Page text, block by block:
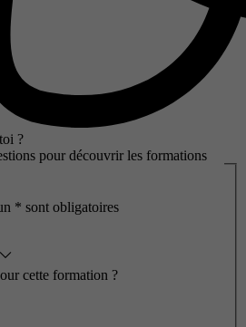
?
pour découvrir les formations
* sont obligatoires
cette formation ?